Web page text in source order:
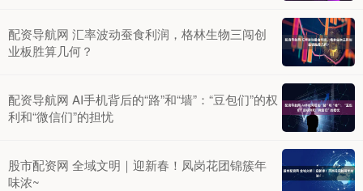
配资导航网 汇率波动蚕食利润，格林生物三闯创
业板胜算几何？
配资导航网 AI手机背后的“路”和“墙”：“豆包们”的权
利和“微信们”的担忧
股市配资网 全域文明｜迎新春！凤岗花团锦簇年
味浓~